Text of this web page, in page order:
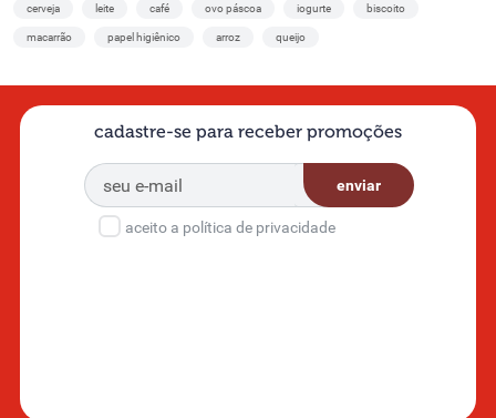
cerveja leite café ovo páscoa iogurte biscoito
macarrão papel higiênico arroz queijo
cadastre-se para receber promoções
enviar
aceito a política de privacidade